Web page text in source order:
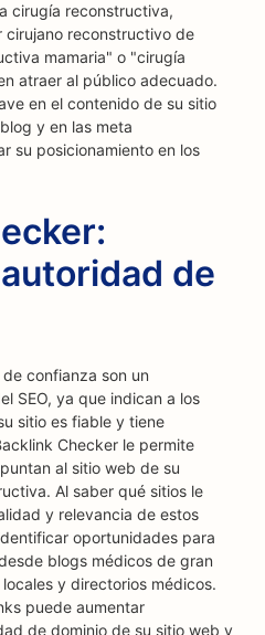
cirugía reconstructiva,
cirujano reconstructivo de
mamaria" o "cirugía
atraer al público adecuado.
en el contenido de su sitio
y en las meta
su posicionamiento en los
de
confianza son un
SEO, ya que indican a los
sitio es fiable y tiene
Checker le permite
al sitio web de su
Al saber qué sitios le
y relevancia de estos
oportunidades para
blogs médicos de gran
y directorios médicos.
puede aumentar
de dominio de su sitio web y